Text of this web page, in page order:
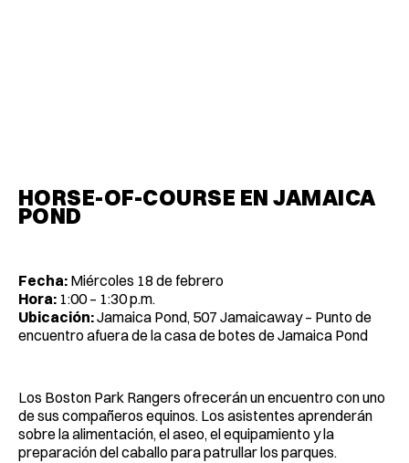
HORSE-OF-COURSE EN JAMAICA
POND
Fecha: Miércoles 18 de febrero
Hora: 1:00 – 1:30 p.m.
Ubicación:Jamaica Pond, 507 Jamaicaway – Punto de
encuentro afuera de la casa de botes de Jamaica Pond
Los Boston Park Rangers ofrecerán un encuentro con uno
de sus compañeros equinos. Los asistentes aprenderán
sobre la alimentación, el aseo, el equipamiento y la
preparación del caballo para patrullar los parques.